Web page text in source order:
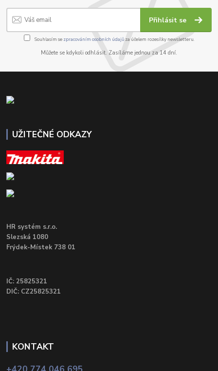
Přihlásit se
Souhlasím se zpracováním osobních údajůza účelem rozesílky newsletteru.
Můžete se kdykoli odhlásit. Zasíláme jednou za 14 dní.
UŽITEČNÉ ODKAZY
HR systém s.r.o.
Slezská 1080
Frýdek-Místek 738 01
IČ: 25825321
DIČ: CZ25825321
KONTAKT